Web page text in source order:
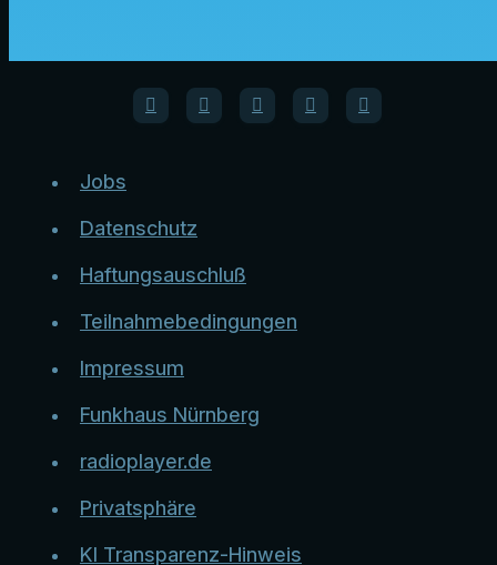
Jobs
Datenschutz
Haftungsauschluß
Teilnahmebedingungen
Impressum
Funkhaus Nürnberg
radioplayer.de
Privatsphäre
KI Transparenz-Hinweis